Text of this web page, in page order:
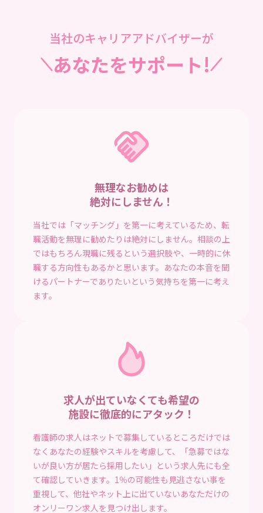
当社のキャリアアドバイザーが
あなたをサポート!
無理なお勧めは
絶対にしません！
当社では「マッチング」を第一に考えているため、転
職活動を無理に勧めたりは絶対にしません。相談の上
ではもちろん現職に残るという選択肢や、一時的に休
職する方向性もあるかと思います。あなたの本音を聞
けるパートナーでありたいという気持ちを第一に考え
ます。
求人が出ていなくても希望の
施設に徹底的にアタック！
看護師の求人はネットで募集しているところだけでは
なくあなたの経験やスキルを考慮して、「急募ではな
いが良い方が居たら採用したい」という求人先にも全
て確認していきます。1％の可能性も見逃さない事を
重視して、他社やネット上に出ていないあなただけの
オンリーワン求人を見つけ出します。